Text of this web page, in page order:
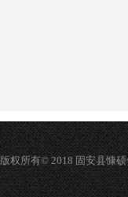
版权所有© 2018 固安县慷